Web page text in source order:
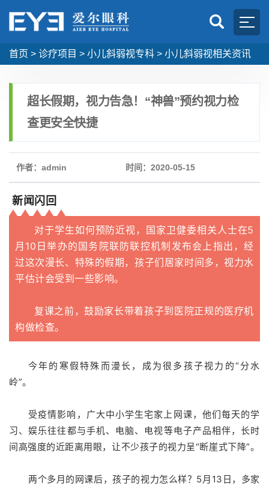
首页 > 诊疗项目 > 小儿斜弱视专科 > 小儿斜弱视相关资讯
超长假期，视力告急！“神兽”预约视力检
查更安全快捷
作者：admin 时间：2020-05-15
新闻闪回
对于学生如何预防近视，国家卫健委相关人士在5
月10日举办的国务院联防联控机制发布会上指出，经
过这次漫长、特殊的假期，孩子们居家时间多，视力水
平估计会受到一些影响。
复课之前，鼓励家长带着孩子到医院正规的医疗机
构做检查。
今年的寒假特殊而漫长，成为很多孩子视力的“分水
岭”。
受疫情影响，广大中小学生宅家上网课，他们每天的学
习、娱乐往往都与手机、电脑、电视等电子产品相伴，长时
间高强度的近距离用眼，让不少孩子的视力呈“断崖式下降”。
两个多月的网课后，孩子的视力怎么样？5月13日，多家